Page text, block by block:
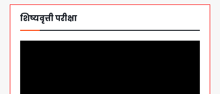
शिष्यवृत्ती परीक्षा